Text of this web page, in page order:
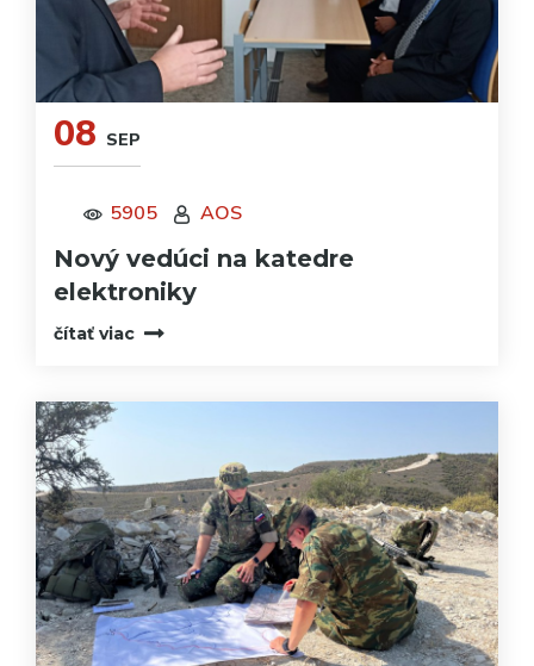
08 SEP
5905 AOS
Nový vedúci na katedre
elektroniky
čítať viac